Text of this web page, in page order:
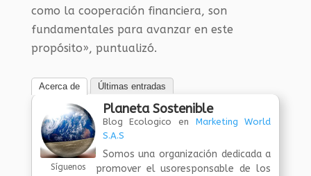
como la cooperación financiera, son
fundamentales para avanzar en este
propósito», puntualizó.
Acerca de Últimas entradas
Síguenos
Planeta Sostenible
Blog Ecologico en Marketing World
S.A.S
Somos una organización dedicada a
promover el usoresponsable de los